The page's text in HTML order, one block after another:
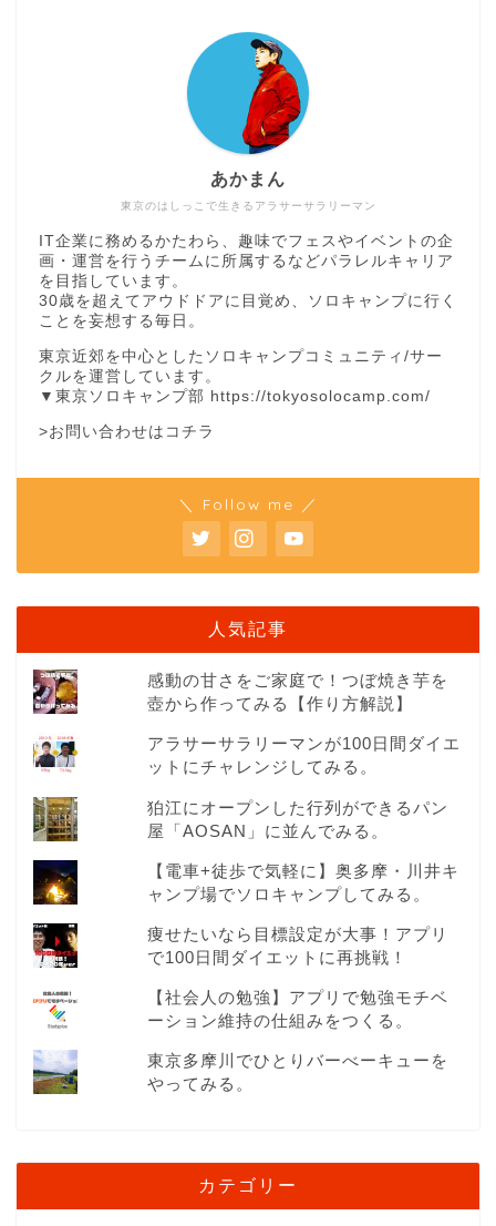
東京のはしっこで生きるアラサーサラリーマン
あかまん
IT企業に務めるかたわら、趣味でフェスやイベントの企
画・運営を行うチームに所属するなどパラレルキャリア
を目指しています。
30歳を超えてアウドドアに目覚め、ソロキャンプに行く
ことを妄想する毎日。
東京近郊を中心としたソロキャンプコミュニティ/サー
クルを運営しています。
▼東京ソロキャンプ部 https://tokyosolocamp.com/
>お問い合わせはコチラ
＼ Follow me ／
人気記事
感動の甘さをご家庭で！つぼ焼き芋を
壺から作ってみる【作り方解説】
アラサーサラリーマンが100日間ダイエ
ットにチャレンジしてみる。
狛江にオープンした行列ができるパン
屋「AOSAN」に並んでみる。
【電車+徒歩で気軽に】奥多摩・川井キ
ャンプ場でソロキャンプしてみる。
痩せたいなら目標設定が大事！アプリ
で100日間ダイエットに再挑戦！
【社会人の勉強】アプリで勉強モチベ
ーション維持の仕組みをつくる。
東京多摩川でひとりバーべーキューを
やってみる。
カテゴリー